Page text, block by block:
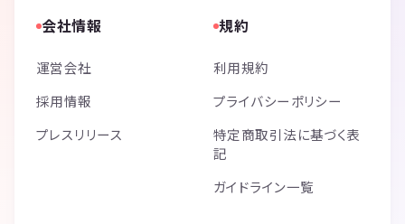
会社情報
運営会社
採用情報
プレスリリース
規約
利用規約
プライバシーポリシー
特定商取引法に基づく表
記
ガイドライン一覧